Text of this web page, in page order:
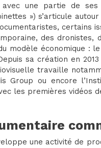
avec une partie de
») s’articule
certains
des
modèle économique :
sa création en
travaille
Group ou encore
les premières vidéos
une activité de